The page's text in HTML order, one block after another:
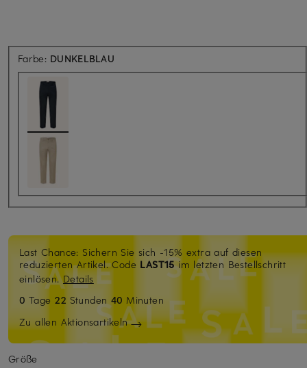
Farbe: DUNKELBLAU
Last Chance: Sichern Sie sich -15% extra auf diesen
reduzierten Artikel. Code LAST15im letzten Bestellschritt
einlösen.Details
0 Tage22 Stunden 40 Minuten
Zu allen Aktionsartikeln
Größe